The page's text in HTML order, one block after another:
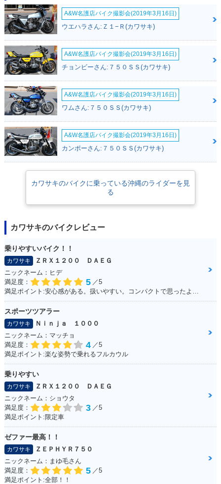
A&W名護店バイク撮影会(2019年3月16日)
ウエハラさん:Ｚ１−Ｒ(カワサキ)
A&W名護店バイク撮影会(2019年3月16日)
チョンビーさん:７５０ＳＳ(カワサキ)
A&W名護店バイク撮影会(2019年3月16日)
ワムさん:７５０ＳＳ(カワサキ)
A&W名護店バイク撮影会(2019年3月16日)
カンポーさん:７５０ＳＳ(カワサキ)
カワサキのバイクに乗っている沖縄のライダーを見
る
カワサキのバイクレビュー
乗りやすいバイク！！
カワサキ
ＺＲＸ１２００ ＤＡＥＧ
ニックネーム：ヒデ
満足度：
5 ／5
スポーツツアラー
カワサキ
Ｎｉｎｊａ １０００
ニックネーム：マッチョ
満足度：
4 ／5
満足ポイント:楽な姿勢で乗れるフルカウル
乗りやすい
カワサキ
ＺＲＸ１２００ ＤＡＥＧ
ニックネーム：ショウタ
満足度：
3 ／5
満足ポイント:限定車
ゼファー最高！！
カワサキ
ＺＥＰＨＹＲ７５０
ニックネーム：まゆ毛さん
満足度：
5 ／5
満足ポイント:全部！！